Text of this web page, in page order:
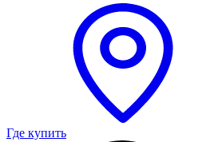
Где купить